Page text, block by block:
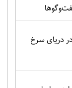
دریای سرخ